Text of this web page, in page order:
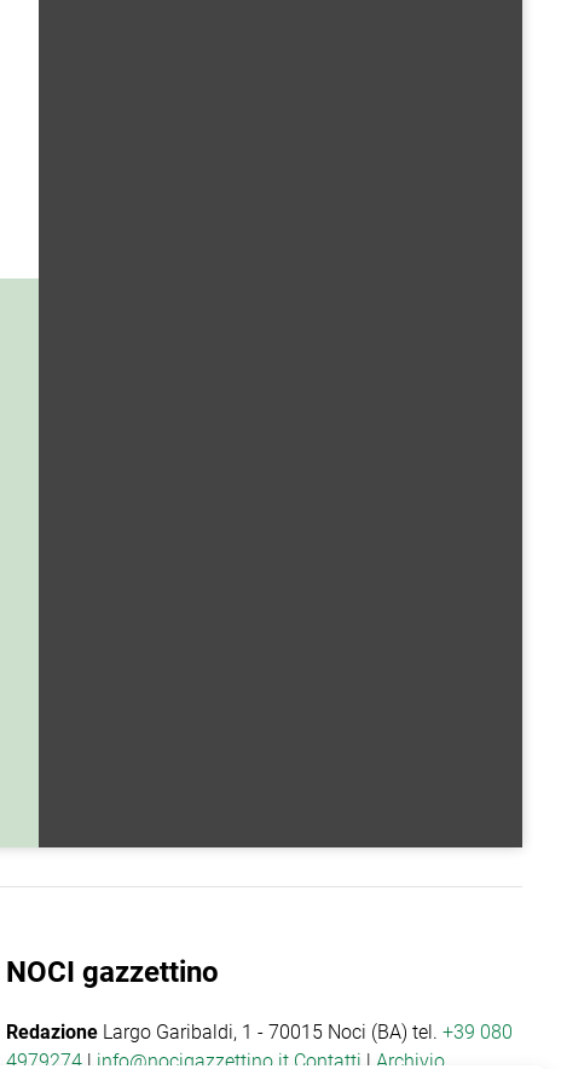
NOCI gazzettino
Redazione Largo Garibaldi, 1 - 70015 Noci (BA) tel.+39 080
4979274 | info@nocigazzettino.it Contatti | Archivio